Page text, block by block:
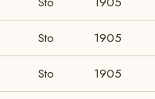
Sto 1905
Sto 1905